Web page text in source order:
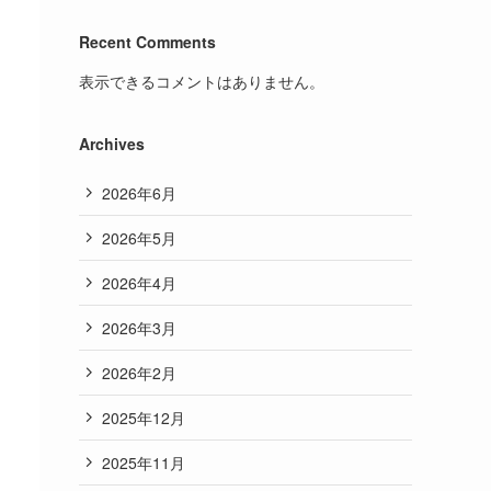
Recent Comments
表示できるコメントはありません。
Archives
2026年6月
2026年5月
2026年4月
2026年3月
2026年2月
2025年12月
2025年11月